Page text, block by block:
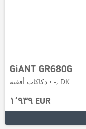
GiANT GR680G
دكاكات أفقية • -, DK
١٬٩٣٩ EUR